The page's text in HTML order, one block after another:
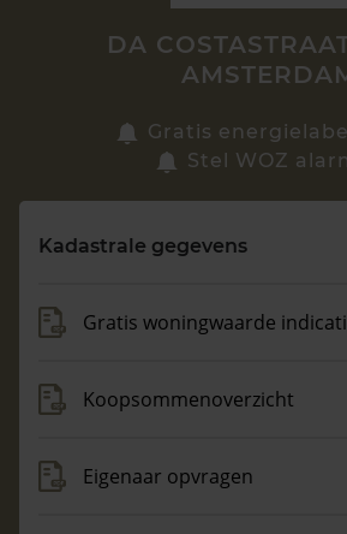
Vragen? Neem contact met ons op
088 220 4200
DA
Gratis
Stel WOZ
Kadastrale gegevens
Gratis woningwaarde
Koopsommenoverzicht
Eigenaar opvragen